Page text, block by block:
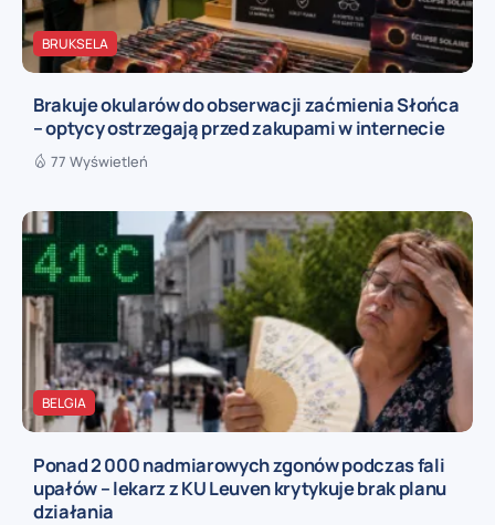
BRUKSELA
Brakuje okularów do obserwacji zaćmienia Słońca
– optycy ostrzegają przed zakupami w internecie
77 Wyświetleń
BELGIA
Ponad 2 000 nadmiarowych zgonów podczas fali
upałów – lekarz z KU Leuven krytykuje brak planu
działania